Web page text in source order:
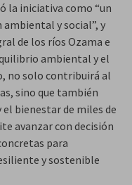
la iniciativa como “un
y social”, y
de los ríos Ozama e
ambiental y el
no solo contribuirá al
sino que también
bienestar de miles de
avanzar con decisión
para
y sostenible